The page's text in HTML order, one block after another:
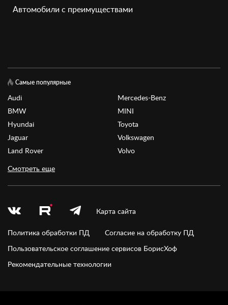
Автомобили с преимуществами
Самые популярные
Audi
BMW
Hyundai
Jaguar
Land Rover
Mercedes-Benz
MINI
Toyota
Volkswagen
Volvo
Смотреть еще
Карта сайта
Политика обработки ПД
Согласие на обработку ПД
Пользовательское соглашение сервисов БорисХоф
Рекомендательные технологии